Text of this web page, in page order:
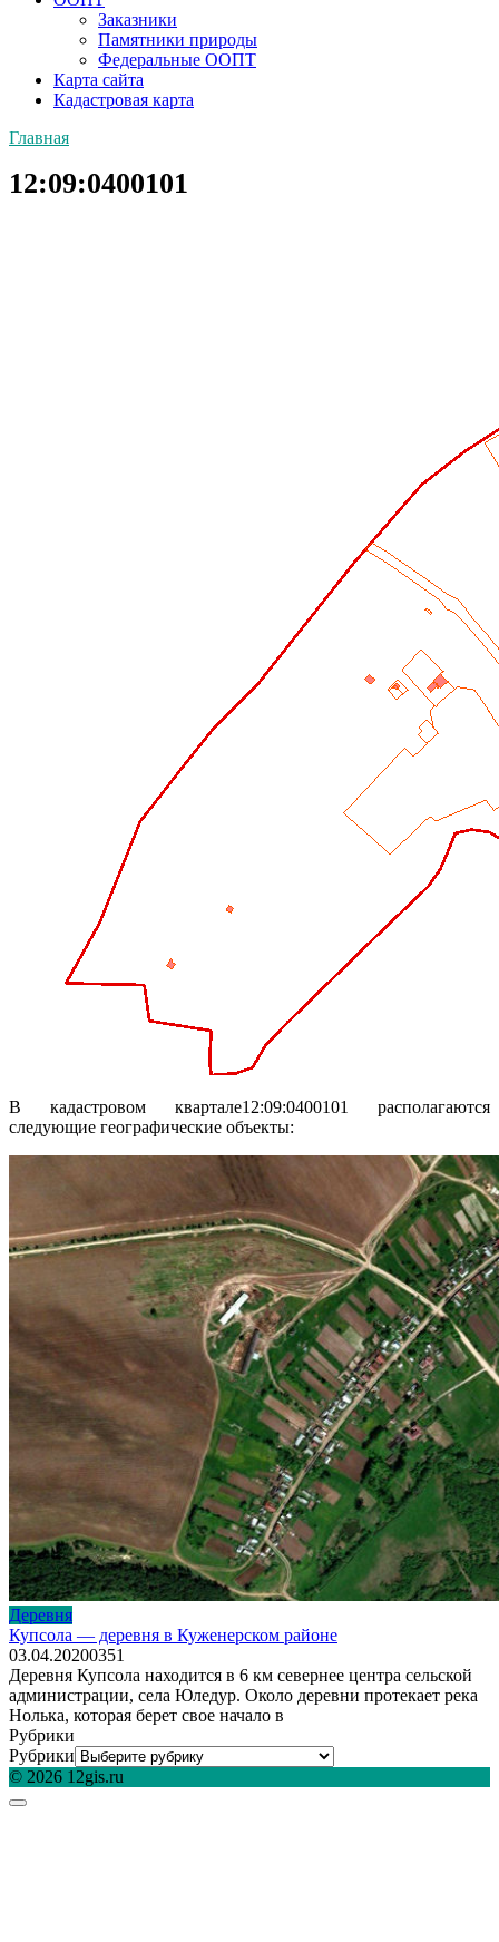
Заказники
Памятники природы
Федеральные ООПТ
Карта сайта
Кадастровая карта
Главная
12:09:0400101
В кадастровом квартале12:09:0400101 располагаются
следующие географические объекты:
Деревня
Купсола — деревня в Куженерском районе
03.04.20200351
Деревня Купсола находится в 6 км севернее центра сельской
администрации, села Юледур. Около деревни протекает река
Нолька, которая берет свое начало в
Рубрики
Рубрики
© 2026 12gis.ru